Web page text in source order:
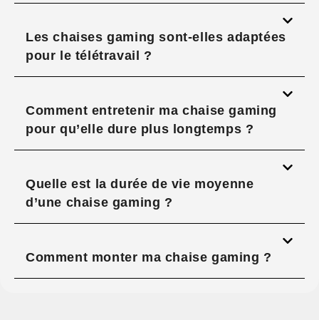
Les chaises gaming sont-elles adaptées
pour le télétravail ?
Comment entretenir ma chaise gaming
pour qu’elle dure plus longtemps ?
Quelle est la durée de vie moyenne
d’une chaise gaming ?
Comment monter ma chaise gaming ?